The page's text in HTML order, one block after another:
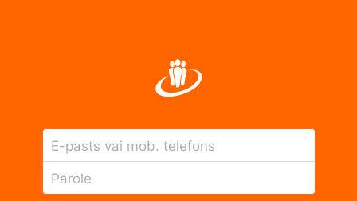
E-pasts vai mob. telefons
Parole